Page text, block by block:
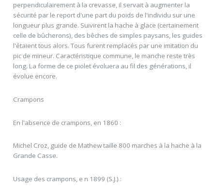
perpendiculairement à la crevasse, il servait à augmenter la
sécurité par le report d'une part du poids de l'individu sur une
longueur plus grande. Suivirent la hache à glace (certainement
celle de bûcherons), des bêches de simples paysans, les guides
l'étaient tous alors. Tous furent remplacés par une imitation du
pic de mineur. Caractéristique commune, le manche reste très
long. La forme de ce piolet évoluera au fil des générations, il
évolue encore.
Crampons
En l'absence de crampons, en 1860 :
Michel Croz, guide de Mathew taille 800 marches à la hache à la
Grande Casse.
Usage des crampons, e n 1899 (S.J.) :